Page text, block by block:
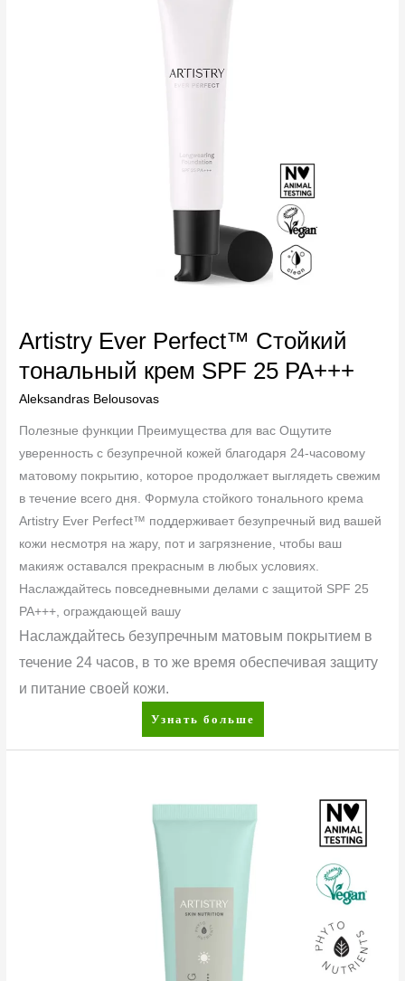
Artistry Ever Perfect™ Стойкий
тональный крем SPF 25 PA+++
Aleksandras Belousovas
Полезные функции Преимущества для вас Ощутите
уверенность с безупречной кожей благодаря 24-часовому
матовому покрытию, которое продолжает выглядеть свежим
в течение всего дня. Формула стойкого тонального крема
Artistry Ever Perfect™ поддерживает безупречный вид вашей
кожи несмотря на жару, пот и загрязнение, чтобы ваш
макияж оставался прекрасным в любых условиях.
Наслаждайтесь повседневными делами с защитой SPF 25
PA+++, ограждающей вашу
Наслаждайтесь безупречным матовым покрытием в
течение 24 часов, в то же время обеспечивая защиту
и питание своей кожи.
SPF
Узнать больше
Nutrition™
Дневной
увлажняющий
лосьон
SPF
30